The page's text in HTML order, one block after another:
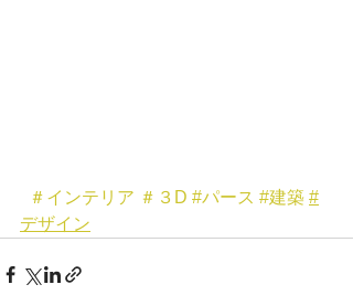
＃インテリア ＃３D #パース #建築 #
デザイン